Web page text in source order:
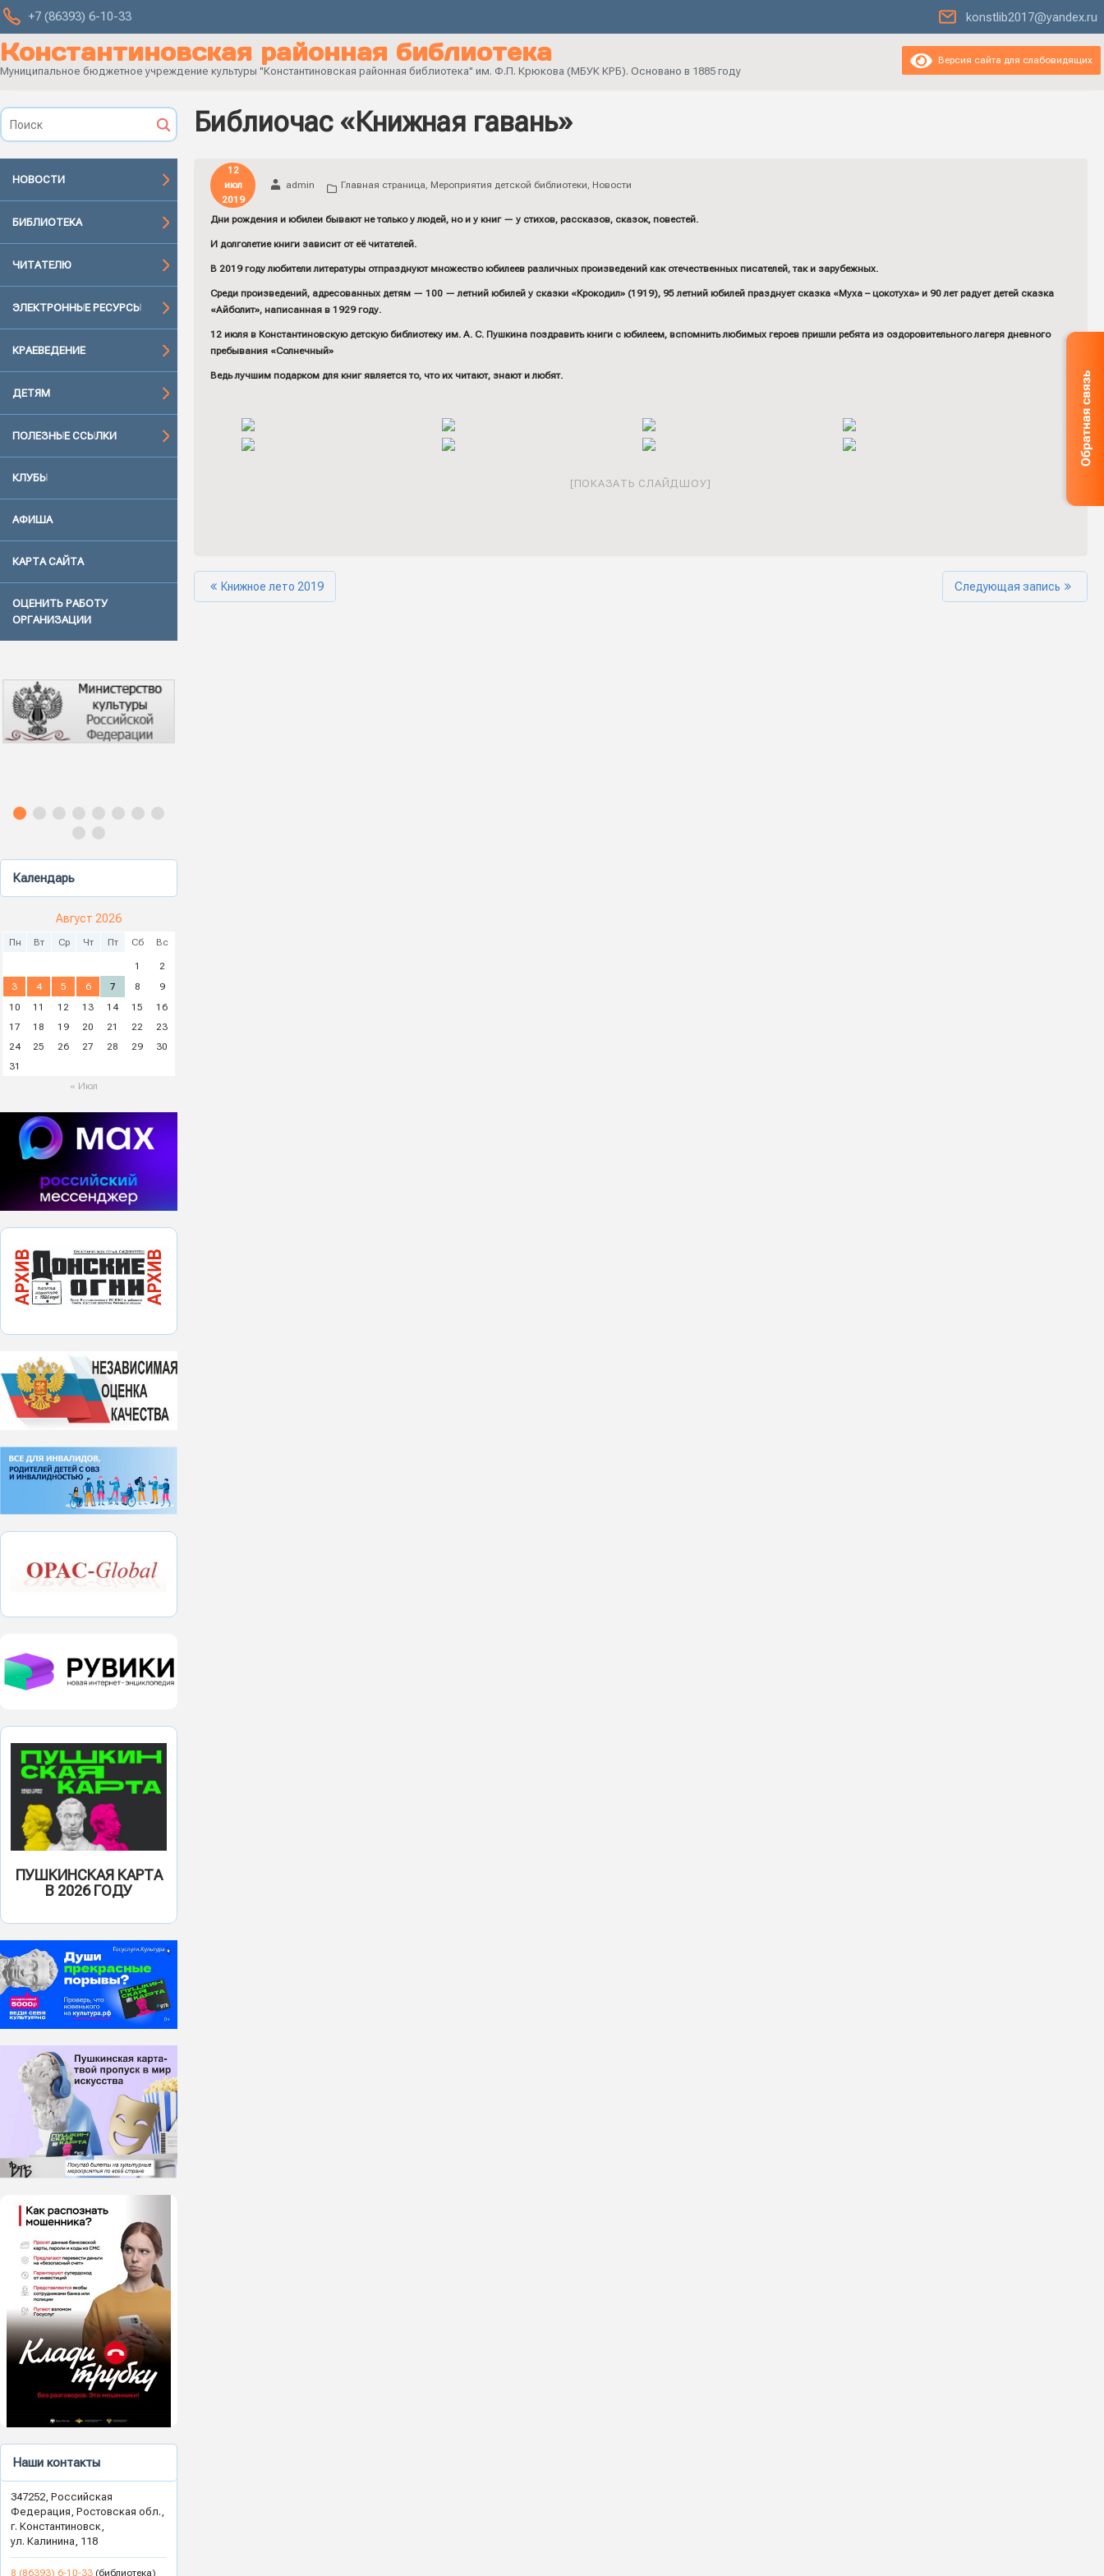
+7 (86393) 6-10-33 konstlib2017@yandex.ru
Константиновская районная библиотека
Муниципальное бюджетное учреждение культуры "Константиновская районная библиотека" им. Ф.П. Крюкова (МБУК КРБ). Основано в 1885 году
Версия сайта для слабовидящих
НОВОСТИ
БИБЛИОТЕКА
ЧИТАТЕЛЮ
ЭЛЕКТРОННЫЕ РЕСУРСЫ
КРАЕВЕДЕНИЕ
ДЕТЯМ
ПОЛЕЗНЫЕ ССЫЛКИ
КЛУБЫ
АФИША
КАРТА САЙТА
ОЦЕНИТЬ РАБОТУ
ОРГАНИЗАЦИИ
Календарь
Август 2026
Пн Вт Ср Чт Пт Сб Вс
1
2
3
4 5 6 7 8
9
10
11 12 13 14 15
16
17
18 19 20 21 22
23
24
25 26 27 28 29
30
31
« Июл
ПУШКИНСКАЯ КАРТА
В 2026 ГОДУ
Наши контакты
347252, Российская
Федерация, Ростовская обл.,
г. Константиновск,
ул. Калинина, 118
8 (86393) 6-10-33 (библиотека)
Библиочас «Книжная гавань»
12
июл
2019
admin Главная страница, Мероприятия детской библиотеки, Новости
Дни рождения и юбилеи бывают не только у людей, но и у книг — у стихов, рассказов, сказок, повестей.
И долголетие книги зависит от её читателей.
В 2019 году любители литературы отпразднуют множество юбилеев различных произведений как отечественных писателей, так и зарубежных.
Среди произведений, адресованных детям — 100 — летний юбилей у сказки «Крокодил» (1919), 95 летний юбилей празднует сказка «Муха – цокотуха» и 90 лет радует детей сказка
«Айболит», написанная в 1929 году.
12 июля в Константиновскую детскую библиотеку им. А. С. Пушкина поздравить книги с юбилеем, вспомнить любимых героев пришли ребята из оздоровительного лагеря дневного
пребывания «Солнечный»
Ведь лучшим подарком для книг является то, что их читают, знают и любят.
[ПОКАЗАТЬ СЛАЙДШОУ]
Книжное лето 2019 Следующая запись